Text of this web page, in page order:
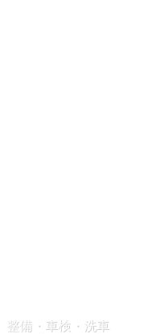
整備・車検・洗車